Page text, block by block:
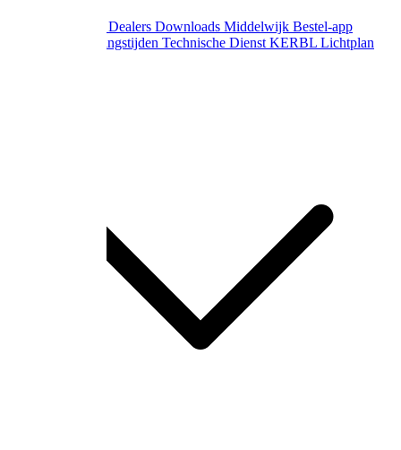
Dealers Downloads Middelwijk Bestel-app
Gewijzigde openingstijden Technische Dienst KERBL Lichtplan